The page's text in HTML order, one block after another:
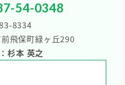
54-0348
8334
飛保町緑ヶ丘290
杉本 英之